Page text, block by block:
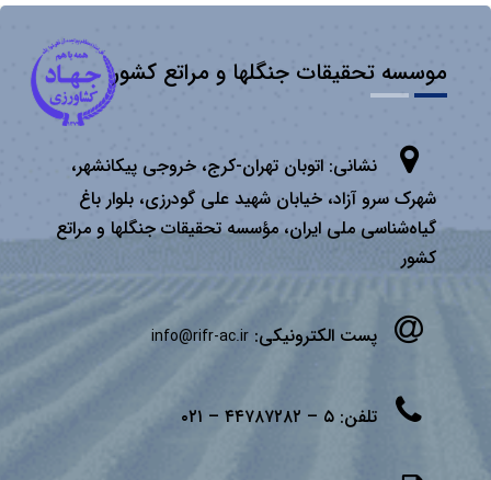
موسسه تحقیقات جنگلها و مراتع کشور
نشانی: اتوبان تهران­-كرج، خروجی پیكانشهر،
شهرک سرو آزاد، خیابان شهید علی گودرزی، بلوار باغ
گیاه‌شناسی ملی ایران، مؤسسه تحقیقات جنگلها و مراتع
كشور
پست الکترونیکی: info@rifr-ac.ir
تلفن: ۵ – ۴۴۷۸۷۲۸۲ – ۰۲۱